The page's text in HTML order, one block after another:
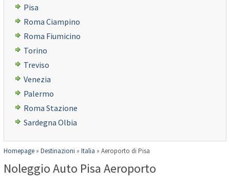
Pisa
Roma Ciampino
Roma Fiumicino
Torino
Treviso
Venezia
Palermo
Roma Stazione
Sardegna Olbia
Homepage » Destinazioni » Italia » Aeroporto di Pisa
Noleggio Auto Pisa Aeroporto